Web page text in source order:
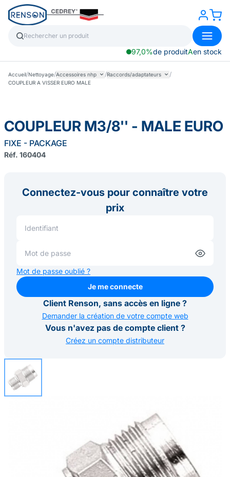
97,0%de produitAen stock
Accueil/Nettoyage/Accessoires nhp /Raccords/adaptateurs /
COUPLEUR A VISSER EURO MALE
COUPLEUR M3/8'' - MALE EURO
FIXE - PACKAGE
Réf. 160404
Connectez-vous pour connaître votre
prix
Mot de passe oublié ?
Je me connecte
Je me connecte
Client Renson, sans accès en ligne ?
Demander la création de votre compte web
Vous n'avez pas de compte client ?
Créez un compte distributeur